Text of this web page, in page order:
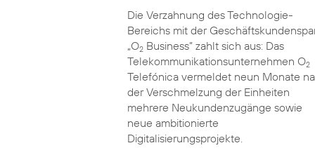
Die Verzahnung des Technologie-
Bereichs mit der
„O2Business” zahlt sich aus: Das
Telekommunikationsunternehmen O2
Telefónica vermeldet neun Monate
der Verschmelzung der Einheiten
mehrere Neukundenzugänge sowie
neue ambitionierte
Digitalisierungsprojekte.